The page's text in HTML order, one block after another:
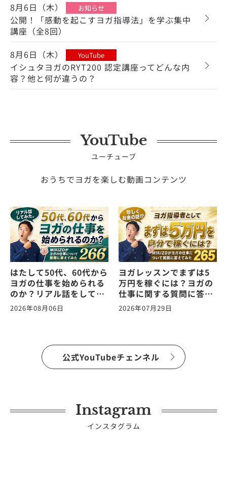
8月6日（木）
お知らせ
公開！「感動を起こすヨガ指導法」を学ぶ集中
講座（全8回）
8月6日（木）
YouTube
イシュタヨガのRYT200 認定講座ってどんな内
容？他と何が違うの？
YouTube
ユーチューブ
おうちでヨガを楽しむ動画コンテンツ
はたして50代、60代から
ヨガの仕事を始められる
のか？リアル話をしてみ
た。ヨガの仕事に関する
質問に答えます！
2026年08月06日
ヨガレッスンでまずは5
万円を稼ぐには？ヨガの
仕事に関する質問に答え
ます！vol.265
2026年07月29日
公式YouTubeチェンネル
Instagram
インスタグラム